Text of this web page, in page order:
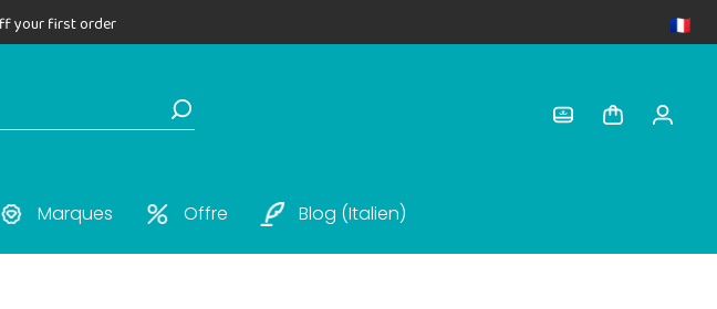
your first order
Marques Offre Blog (italien)